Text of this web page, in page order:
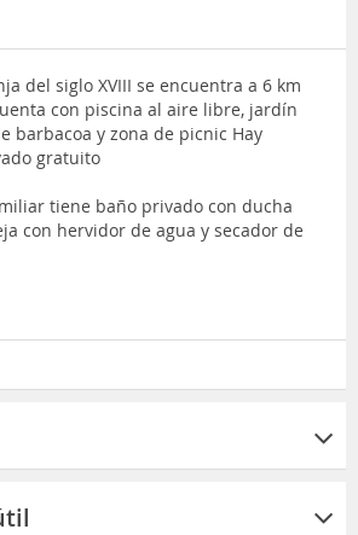
del siglo XVIII se encuentra a 6 km
con piscina al aire libre, jardín
barbacoa y zona de picnic Hay
gratuito
tiene baño privado con ducha
con hervidor de agua y secador de